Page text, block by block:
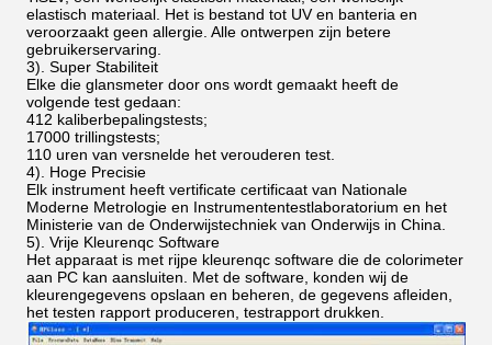
elastisch materiaal. Het is bestand tot UV en banteria en
veroorzaakt geen allergie. Alle ontwerpen zijn betere
gebruikerservaring.
3). Super Stabiliteit
Elke die glansmeter door ons wordt gemaakt heeft de
volgende test gedaan:
412 kaliberbepalingstests;
17000 trillingstests;
110 uren van versnelde het verouderen test.
4). Hoge Precisie
Elk instrument heeft vertificate certificaat van Nationale
Moderne Metrologie en Instrumententestlaboratorium en het
Ministerie van de Onderwijstechniek van Onderwijs in China.
5). Vrije Kleurenqc Software
Het apparaat is met rijpe kleurenqc software die de colorimeter
aan PC kan aansluiten. Met de software, konden wij de
kleurengegevens opslaan en beheren, de gegevens afleiden,
het testen rapport produceren, testrapport drukken.